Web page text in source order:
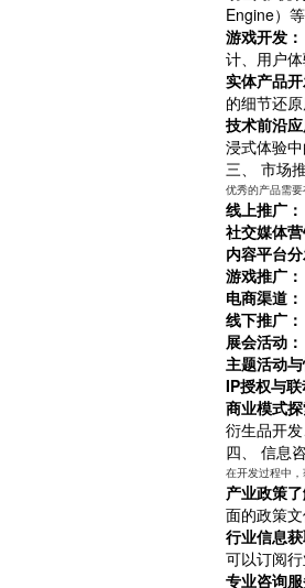
Engine）
游戏开发：
计、用户
实体产品开
的细节还
技术前沿应
浸式体验中
三、 市场
优秀的产品需
线上推广：
社交媒体营
内容平台分
游戏推广：
电商渠道：
线下推广：
展会活动：
主题活动与
IP授权与联
商业模式探
衍生品开发
四、 信息
在开发过程中
产业政策了
面的政策
行业信息获
可以订阅
专业咨询服